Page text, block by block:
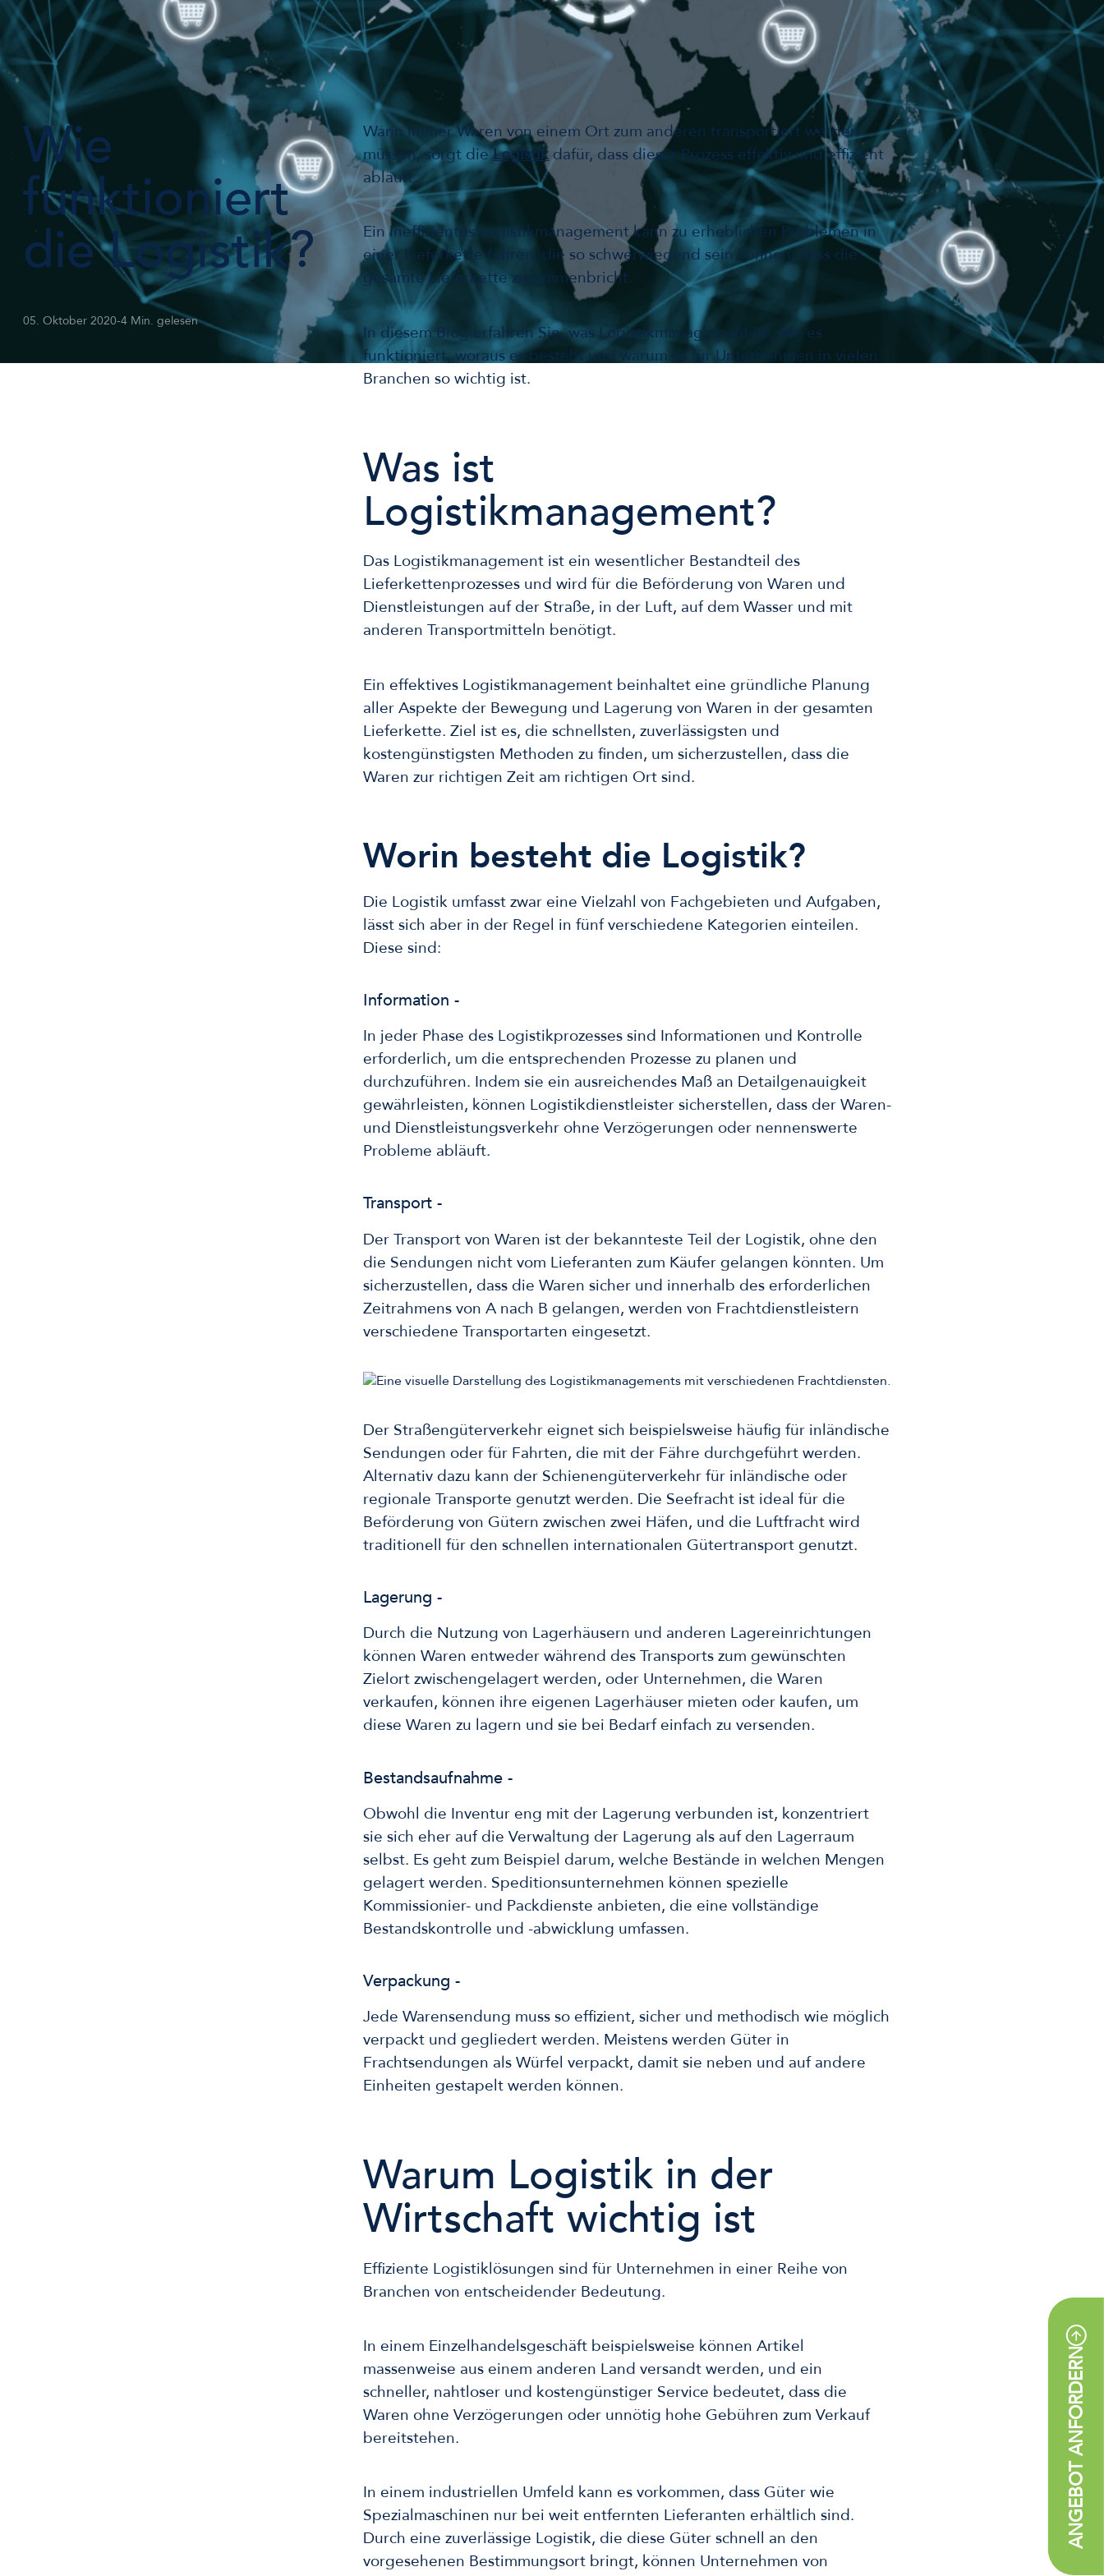
ANGEBOT ANFORDERN
Wie
funktioniert
die Logistik?
05. Oktober 2020-4 Min. gelesen
Wann immer Waren von einem Ort zum anderen transportiert werden
müssen, sorgt dieLogistikdafür, dass dieser Prozess effektiv und effizient
abläuft.
Ein ineffizientes Logistikmanagement kann zu erheblichen Problemen in
einer Lieferkette führen, die so schwerwiegend sein können, dass die
gesamte Lieferkette zusammenbricht.
In diesem Blog erfahren Sie, was Logistikmanagement ist, wie es
funktioniert, woraus es besteht und warum es für Unternehmen in vielen
Branchen so wichtig ist.
Was ist
Logistikmanagement?
Das Logistikmanagement ist ein wesentlicher Bestandteil des
Lieferkettenprozesses und wird für die Beförderung von Waren und
Dienstleistungen auf der Straße, in der Luft, auf dem Wasser und mit
anderen Transportmitteln benötigt.
Ein effektives Logistikmanagement beinhaltet eine gründliche Planung
aller Aspekte der Bewegung und Lagerung von Waren in der gesamten
Lieferkette. Ziel ist es, die schnellsten, zuverlässigsten und
kostengünstigsten Methoden zu finden, um sicherzustellen, dass die
Waren zur richtigen Zeit am richtigen Ort sind.
Worin besteht die Logistik?
Die Logistik umfasst zwar eine Vielzahl von Fachgebieten und Aufgaben,
lässt sich aber in der Regel in fünf verschiedene Kategorien einteilen.
Diese sind:
Information -
In jeder Phase des Logistikprozesses sind Informationen und Kontrolle
erforderlich, um die entsprechenden Prozesse zu planen und
durchzuführen. Indem sie ein ausreichendes Maß an Detailgenauigkeit
gewährleisten, können Logistikdienstleister sicherstellen, dass der Waren-
und Dienstleistungsverkehr ohne Verzögerungen oder nennenswerte
Probleme abläuft.
Transport -
Der Transport von Waren ist der bekannteste Teil der Logistik, ohne den
die Sendungen nicht vom Lieferanten zum Käufer gelangen könnten. Um
sicherzustellen, dass die Waren sicher und innerhalb des erforderlichen
Zeitrahmens von A nach B gelangen, werden von Frachtdienstleistern
verschiedene Transportarten eingesetzt.
Der Straßengüterverkehr eignet sich beispielsweise häufig für inländische
Sendungen oder für Fahrten, die mit der Fähre durchgeführt werden.
Alternativ dazu kann der Schienengüterverkehr für inländische oder
regionale Transporte genutzt werden. Die Seefracht ist ideal für die
Beförderung von Gütern zwischen zwei Häfen, und die Luftfracht wird
traditionell für den schnellen internationalen Gütertransport genutzt.
Lagerung -
Durch die Nutzung von Lagerhäusern und anderen Lagereinrichtungen
können Waren entweder während des Transports zum gewünschten
Zielort zwischengelagert werden, oder Unternehmen, die Waren
verkaufen, können ihre eigenen Lagerhäuser mieten oder kaufen, um
diese Waren zu lagern und sie bei Bedarf einfach zu versenden.
Bestandsaufnahme -
Obwohl die Inventur eng mit der Lagerung verbunden ist, konzentriert
sie sich eher auf die Verwaltung der Lagerung als auf den Lagerraum
selbst. Es geht zum Beispiel darum, welche Bestände in welchen Mengen
gelagert werden. Speditionsunternehmen können spezielle
Kommissionier- und Packdienste anbieten, die eine vollständige
Bestandskontrolle und -abwicklung umfassen.
Verpackung -
Jede Warensendung muss so effizient, sicher und methodisch wie möglich
verpackt und gegliedert werden. Meistens werden Güter in
Frachtsendungen als Würfel verpackt, damit sie neben und auf andere
Einheiten gestapelt werden können.
Warum Logistik in der
Wirtschaft wichtig ist
Effiziente Logistiklösungen sind für Unternehmen in einer Reihe von
Branchen von entscheidender Bedeutung.
In einem Einzelhandelsgeschäft beispielsweise können Artikel
massenweise aus einem anderen Land versandt werden, und ein
schneller, nahtloser und kostengünstiger Service bedeutet, dass die
Waren ohne Verzögerungen oder unnötig hohe Gebühren zum Verkauf
bereitstehen.
In einem industriellen Umfeld kann es vorkommen, dass Güter wie
Spezialmaschinen nur bei weit entfernten Lieferanten erhältlich sind.
Durch eine zuverlässige Logistik, die diese Güter schnell an den
vorgesehenen Bestimmungsort bringt, können Unternehmen von